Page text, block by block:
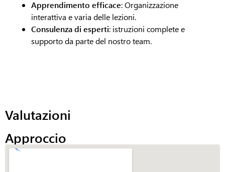
Apprendimento efficace: Organizzazione
interattiva e varia delle lezioni.
Consulenza di esperti: istruzioni complete e
supporto da parte del nostro team.
Valutazioni
Approccio